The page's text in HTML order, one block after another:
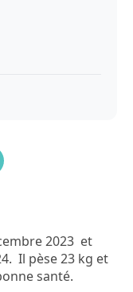
2023 et
Il pèse 23 kg et
santé.